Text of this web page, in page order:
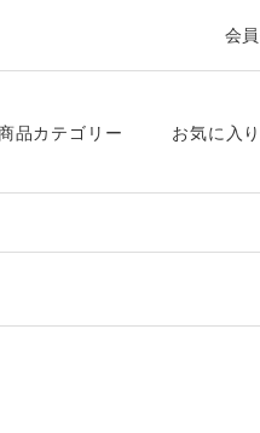
会
品カテゴリー お気に入り